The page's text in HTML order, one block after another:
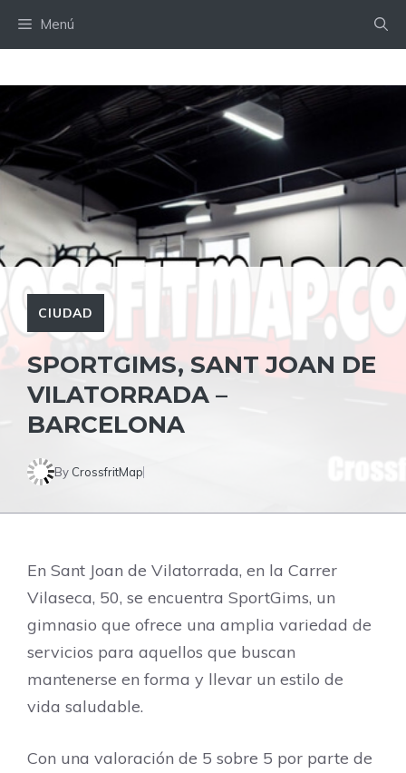
Menú
CIUDAD
SPORTGIMS, SANT JOAN DE
VILATORRADA –
BARCELONA
By CrossfritMap
En Sant Joan de Vilatorrada, en la Carrer
Vilaseca, 50, se encuentra SportGims, un
gimnasio que ofrece una amplia variedad de
servicios para aquellos que buscan
mantenerse en forma y llevar un estilo de
vida saludable.
Con una valoración de 5 sobre 5 por parte de